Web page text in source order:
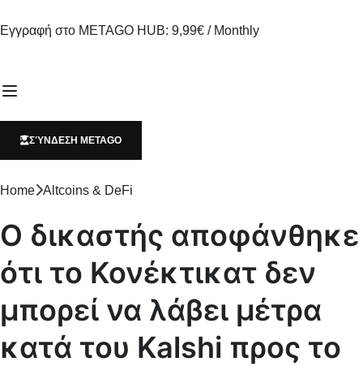
Εγγραφή στο METAGO HUB: 9,99€ / Monthly
ΣΎΝΔΕΣΗ METAGO
Home Altcoins & DeFi
Ο δικαστής αποφάνθηκε
ότι το Κονέκτικατ δεν
μπορεί να λάβει μέτρα
κατά του Kalshi προς το